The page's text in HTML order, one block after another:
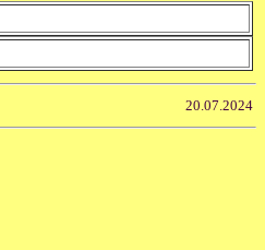
20.07.2024